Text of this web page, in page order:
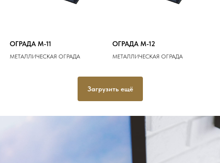
ОГРАДА M-11
МЕТАЛЛИЧЕСКАЯ ОГРАДА
ОГРАДА M-12
МЕТАЛЛИЧЕСКАЯ ОГРАДА
Загрузить ещё